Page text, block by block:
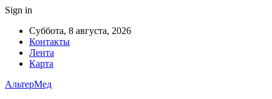
Sign in
Суббота, 8 августа, 2026
Контакты
Лента
Карта
АльтерМед